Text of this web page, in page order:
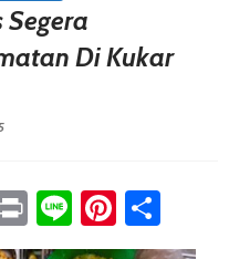
Di Kukar
PrintLine